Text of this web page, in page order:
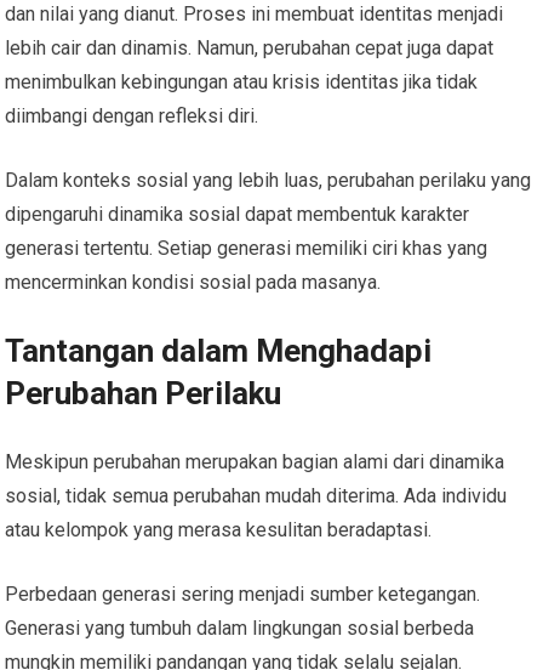
dan nilai yang dianut. Proses ini membuat identitas menjadi
lebih cair dan dinamis. Namun, perubahan cepat juga dapat
menimbulkan kebingungan atau krisis identitas jika tidak
diimbangi dengan refleksi diri.
Dalam konteks sosial yang lebih luas, perubahan perilaku yang
dipengaruhi dinamika sosial dapat membentuk karakter
generasi tertentu. Setiap generasi memiliki ciri khas yang
mencerminkan kondisi sosial pada masanya.
Tantangan dalam Menghadapi
Perubahan Perilaku
Meskipun perubahan merupakan bagian alami dari dinamika
sosial, tidak semua perubahan mudah diterima. Ada individu
atau kelompok yang merasa kesulitan beradaptasi.
Perbedaan generasi sering menjadi sumber ketegangan.
Generasi yang tumbuh dalam lingkungan sosial berbeda
mungkin memiliki pandangan yang tidak selalu sejalan.